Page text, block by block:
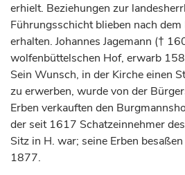
erhielt. Beziehungen zur
Führungsschicht blieben nach dem
erhalten. Johannes Jagemann (†
wolfenbüttelschen Hof, erwarb
Sein Wunsch, in der Kirche einen
zu erwerben, wurde von der
Erben verkauften den
der seit 1617 Schatzeinnehmer
Sitz in H. war; seine Erben
1877.